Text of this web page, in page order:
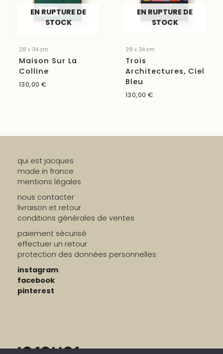
EN RUPTURE DE
STOCK
28 x 34 cm
Maison Sur La
Colline
130,00 €
EN RUPTURE DE
STOCK
28 x 34 cm
Trois
Architectures, Ciel
Bleu
130,00 €
qui est jacques
made in france
mentions légales
nous contacter
livraison et retour
conditions générales de ventes
paiement sécurisé
effectuer un retour
protection des données personnelles
instagram
facebook
pinterest